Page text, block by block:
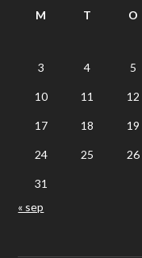
M T O
3 4 5
10 11 12
17 18 19
24 25 26
31
« sep